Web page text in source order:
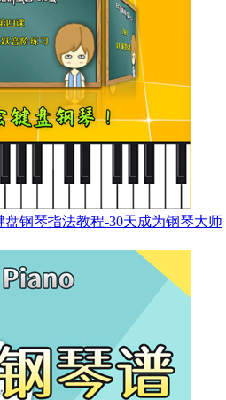
盘钢琴指法教程-30天成为钢琴大师